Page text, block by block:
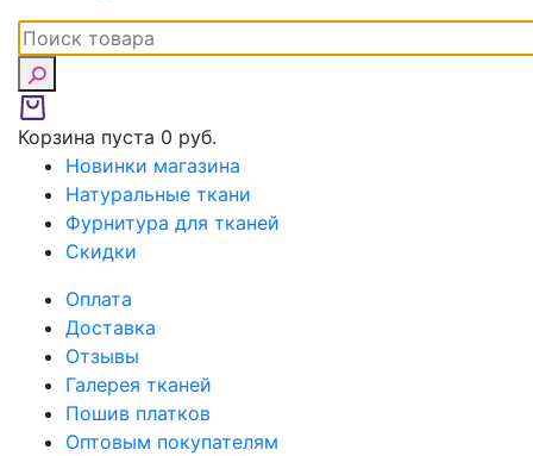
Корзина пуста 0 руб.
Новинки магазина
Натуральные ткани
Фурнитура для тканей
Скидки
Оплата
Доставка
Отзывы
Галерея тканей
Пошив платков
Оптовым покупателям